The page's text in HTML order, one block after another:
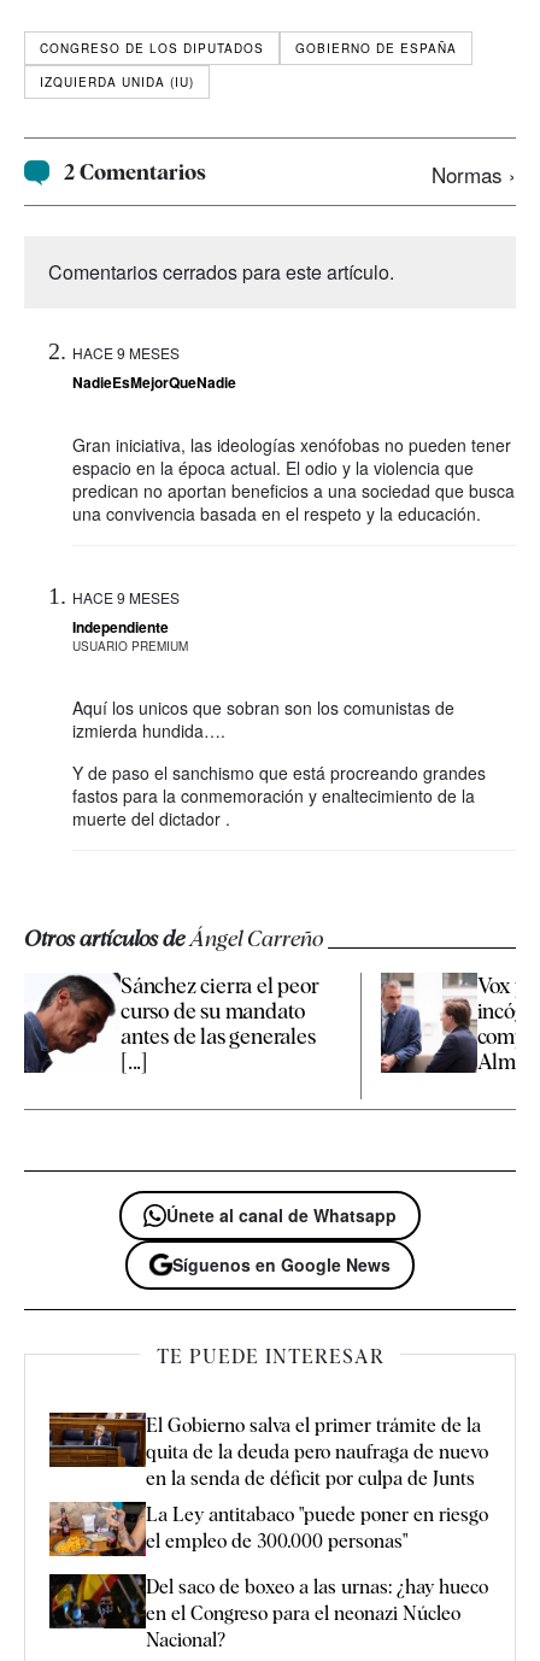
CONGRESO DE LOS DIPUTADOS
GOBIERNO DE ESPAÑA
IZQUIERDA UNIDA (IU)
2 Comentarios Normas ›
Comentarios cerrados para este artículo.
HACE 9 MESES
NadieEsMejorQueNadie
Gran iniciativa, las ideologías xenófobas no pueden tener
espacio en la época actual. El odio y la violencia que
predican no aportan beneficios a una sociedad que busca
una convivencia basada en el respeto y la educación.
HACE 9 MESES
Independiente
USUARIO PREMIUM
Aquí los unicos que sobran son los comunistas de
izmierda hundida….
Y de paso el sanchismo que está procreando grandes
fastos para la conmemoración y enaltecimiento de la
muerte del dictador .
Otros artículos deÁngel Carreño
Sánchez cierra el peor
curso de su mandato
antes de las generales
[...]
Vox
Únete al canal de Whatsapp
Síguenos en Google News
TE PUEDE INTERESAR
El Gobierno salva el primer trámite de la
quita de la deuda pero naufraga de nuevo
en la senda de déficit por culpa de Junts
La Ley antitabaco "puede poner en riesgo
el empleo de 300.000 personas"
Del saco de boxeo a las urnas: ¿hay hueco
en el Congreso para el neonazi Núcleo
Nacional?